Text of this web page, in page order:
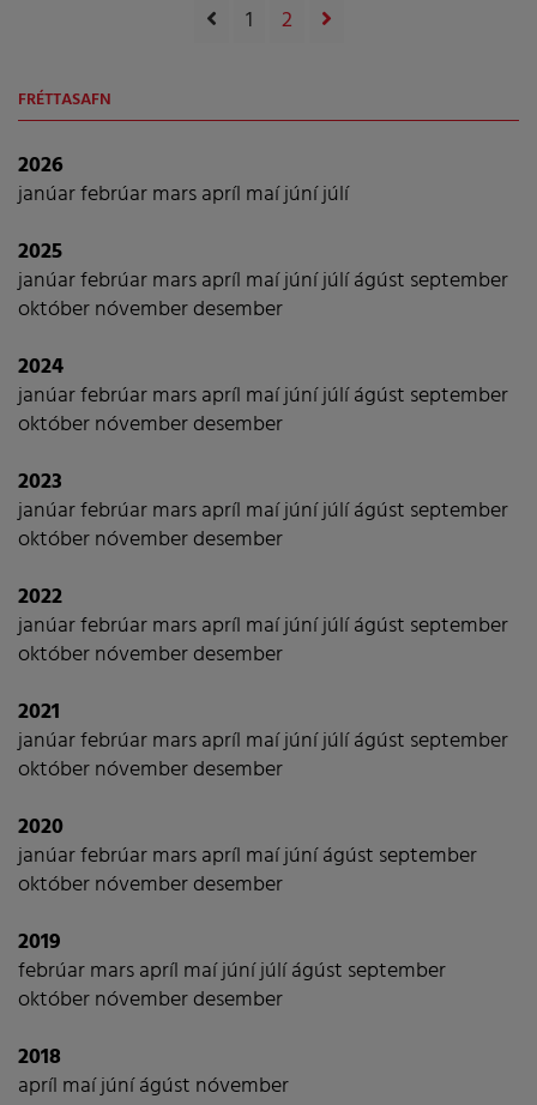
1 2
FRÉTTASAFN
2026
janúarfebrúarmarsapríl maíjúníjúlí
2025
janúarfebrúarmarsapríl maíjúníjúlíágúst september
októbernóvemberdesember
2024
janúarfebrúarmarsapríl maíjúníjúlíágúst september
októbernóvemberdesember
2023
janúarfebrúarmarsapríl maíjúníjúlíágúst september
októbernóvemberdesember
2022
janúarfebrúarmarsapríl maíjúníjúlíágúst september
októbernóvemberdesember
2021
janúarfebrúarmarsapríl maíjúníjúlíágúst september
októbernóvemberdesember
2020
janúarfebrúarmarsapríl maíjúníágúst september
októbernóvemberdesember
2019
febrúarmarsapríl maíjúníjúlíágúst september
októbernóvemberdesember
2018
apríl maíjúníágúst nóvember